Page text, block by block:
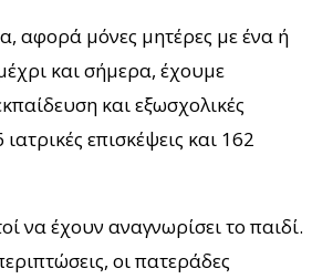
αφορά μόνες μητέρες με ένα ή
και σήμερα, έχουμε
και εξωσχολικές
επισκέψεις και 162
να έχουν αναγνωρίσει το παιδί.
οι πατεράδες